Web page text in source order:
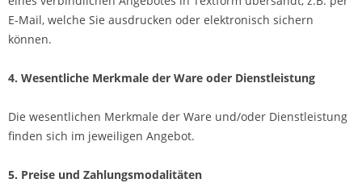
E-Mail, welche Sie ausdrucken oder elektronisch sichern
können.
4. Wesentliche Merkmale der Ware oder Dienstleistung
Die wesentlichen Merkmale der Ware und/oder Dienstleistung
finden sich im jeweiligen Angebot.
5. Preise und Zahlungsmodalitäten